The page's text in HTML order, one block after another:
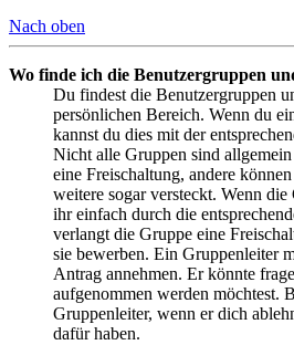
Nach oben
Wo finde ich die Benutzergruppen
Du findest die Benutzergruppen
persönlichen Bereich. Wenn du
kannst du dies mit der
Nicht alle Gruppen sind
eine Freischaltung, andere
weitere sogar versteckt. Wenn
ihr einfach durch die
verlangt die Gruppe eine
sie bewerben. Ein Gruppenleiter
Antrag annehmen. Er könnte
aufgenommen werden möchtest.
Gruppenleiter, wenn er dich
dafür haben.